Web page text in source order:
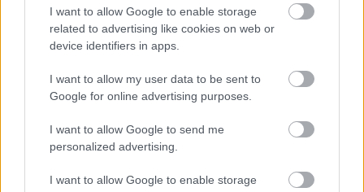
I want to allow Google to enable storage
related to advertising like cookies on web or
device identifiers in apps.
I want to allow my user data to be sent to
Google for online advertising purposes.
I want to allow Google to send me
personalized advertising.
I want to allow Google to enable storage
Ez az egyik nagy kedvencünk. Ez volt az,
amelyiknél először azt éreztük, hogy a barátaink
őszintén szeretik egy dalunkat, és ezért mi